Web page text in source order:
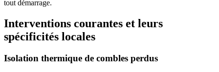
tout démarrage.
Interventions courantes et leurs
spécificités locales
Isolation thermique de combles perdus